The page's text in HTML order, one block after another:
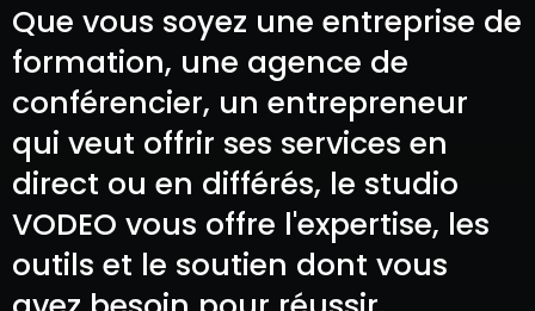
Que vous soyez une entreprise de
formation, une agence de
conférencier, un entrepreneur
qui veut offrir ses services en
direct ou en différés, le studio
VODEO vous offre l'expertise, les
outils et le soutien dont vous